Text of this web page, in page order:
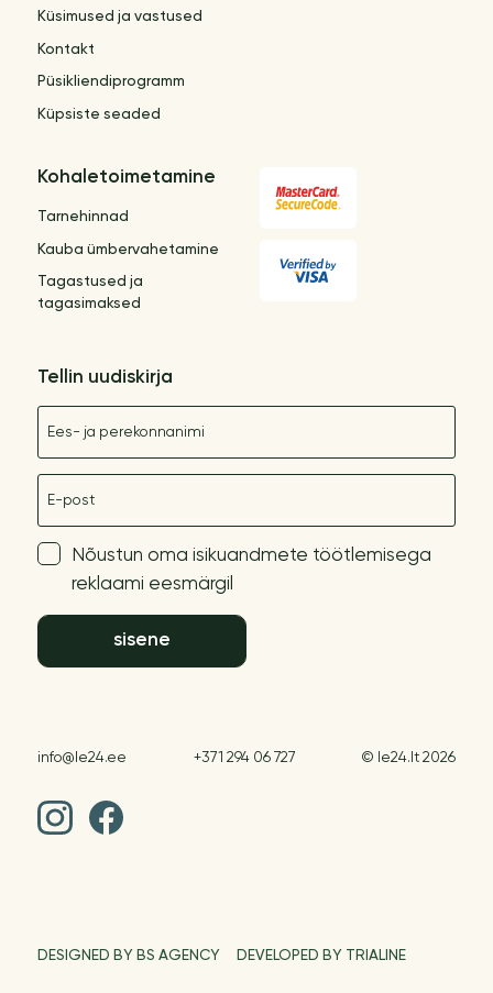
Küsimused ja vastused
Kontakt
Püsikliendiprogramm
Küpsiste seaded
Kohaletoimetamine
Tarnehinnad
Kauba ümbervahetamine
Tagastused ja
tagasimaksed
Tellin uudiskirja
Nõustun oma isikuandmete töötlemisega
reklaami eesmärgil
sisene
info@le24.ee +371 294 06 727 © le24.lt 2026
DESIGNED BY BS AGENCY DEVELOPED BY TRIALINE